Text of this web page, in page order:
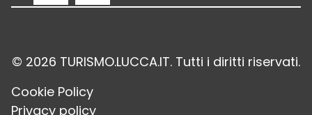
© 2026 TURISMO.LUCCA.IT. Tutti i diritti riservati.
Cookie Policy
Privacy policy